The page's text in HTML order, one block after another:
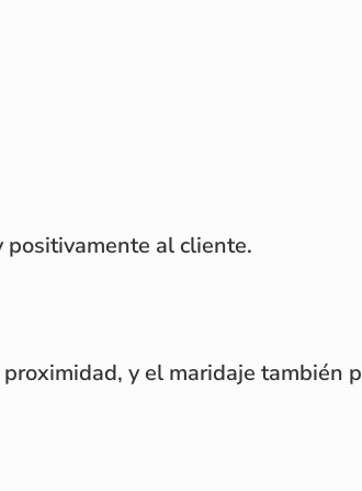
positivamente al cliente.
y el maridaje también